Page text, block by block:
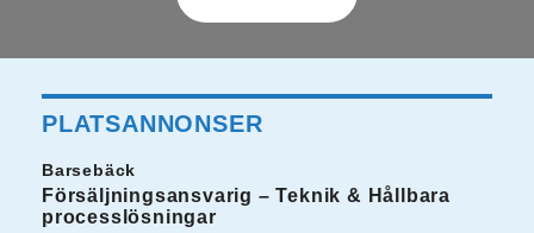
PLATSANNONSER
Barsebäck
Försäljningsansvarig – Teknik & Hållbara
processlösningar